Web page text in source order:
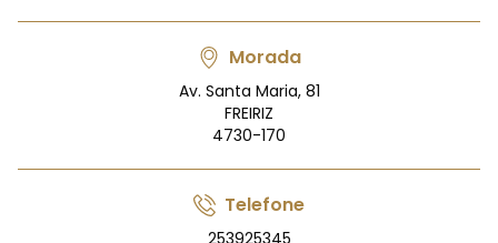
Morada
Av. Santa Maria, 81
FREIRIZ
4730-170
Telefone
253925345